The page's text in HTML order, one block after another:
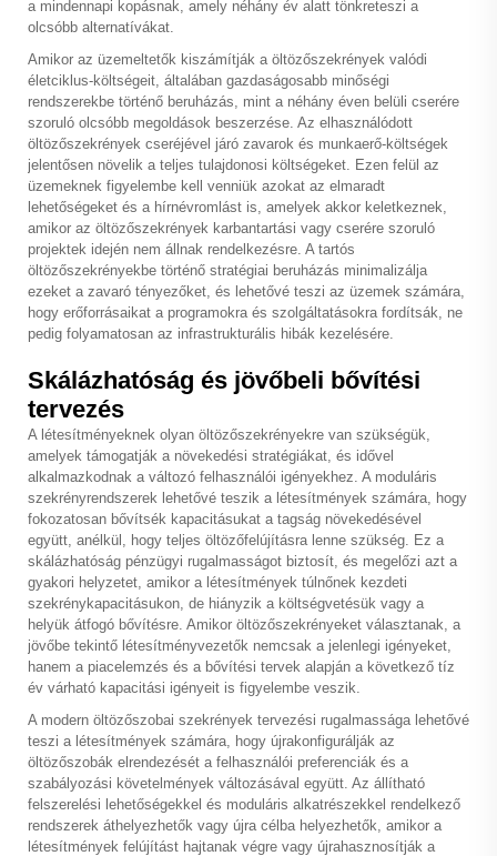
a mindennapi kopásnak, amely néhány év alatt tönkreteszi a
olcsóbb alternatívákat.
Amikor az üzemeltetők kiszámítják a öltözőszekrények valódi
életciklus-költségeit, általában gazdaságosabb minőségi
rendszerekbe történő beruházás, mint a néhány éven belüli cserére
szoruló olcsóbb megoldások beszerzése. Az elhasználódott
öltözőszekrények cseréjével járó zavarok és munkaerő-költségek
jelentősen növelik a teljes tulajdonosi költségeket. Ezen felül az
üzemeknek figyelembe kell venniük azokat az elmaradt
lehetőségeket és a hírnévromlást is, amelyek akkor keletkeznek,
amikor az öltözőszekrények karbantartási vagy cserére szoruló
projektek idején nem állnak rendelkezésre. A tartós
öltözőszekrényekbe történő stratégiai beruházás minimalizálja
ezeket a zavaró tényezőket, és lehetővé teszi az üzemek számára,
hogy erőforrásaikat a programokra és szolgáltatásokra fordítsák, ne
pedig folyamatosan az infrastrukturális hibák kezelésére.
Skálázhatóság és jövőbeli bővítési
tervezés
A létesítményeknek olyan öltözőszekrényekre van szükségük,
amelyek támogatják a növekedési stratégiákat, és idővel
alkalmazkodnak a változó felhasználói igényekhez. A moduláris
szekrényrendszerek lehetővé teszik a létesítmények számára, hogy
fokozatosan bővítsék kapacitásukat a tagság növekedésével
együtt, anélkül, hogy teljes öltözőfelújításra lenne szükség. Ez a
skálázhatóság pénzügyi rugalmasságot biztosít, és megelőzi azt a
gyakori helyzetet, amikor a létesítmények túlnőnek kezdeti
szekrénykapacitásukon, de hiányzik a költségvetésük vagy a
helyük átfogó bővítésre. Amikor öltözőszekrényeket választanak, a
jövőbe tekintő létesítményvezetők nemcsak a jelenlegi igényeket,
hanem a piacelemzés és a bővítési tervek alapján a következő tíz
év várható kapacitási igényeit is figyelembe veszik.
A modern öltözőszobai szekrények tervezési rugalmassága lehetővé
teszi a létesítmények számára, hogy újrakonfigurálják az
öltözőszobák elrendezését a felhasználói preferenciák és a
szabályozási követelmények változásával együtt. Az állítható
felszerelési lehetőségekkel és moduláris alkatrészekkel rendelkező
rendszerek áthelyezhetők vagy újra célba helyezhetők, amikor a
létesítmények felújítást hajtanak végre vagy újrahasznosítják a